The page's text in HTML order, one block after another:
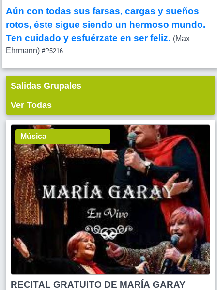
Aún con todas sus farsas, cargas y sueños
rotos, éste sigue siendo un hermoso mundo.
Ten cuidado y esfuérzate en ser feliz. (Max
Ehrmann) #P5216
Salidas Grupales
Ver Todas
Música
RECITAL GRATUITO DE MARÍA GARAY